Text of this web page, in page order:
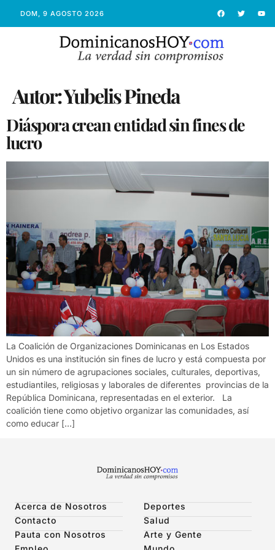
DOM, 9 AGOSTO 2026
Autor:Yubelis Pineda
Diáspora crean entidad sin fines de
lucro
La Coalición de Organizaciones Dominicanas en Los Estados
Unidos es una institución sin fines de lucro y está compuesta por
un sin número de agrupaciones sociales, culturales, deportivas,
estudiantiles, religiosas y laborales de diferentes provincias de la
República Dominicana, representadas en el exterior. La
coalición tiene como objetivo organizar las comunidades, así
como educar […]
Acerca de Nosotros
Contacto
Pauta con Nosotros
Deportes
Salud
Arte y Gente